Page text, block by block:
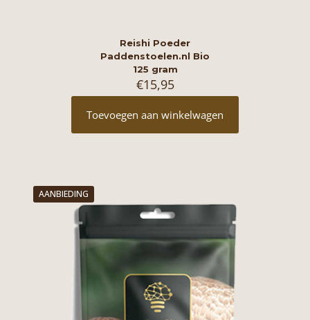
Reishi Poeder
Paddenstoelen.nl Bio
125 gram
€15,95
Toevoegen aan winkelwagen
AANBIEDING